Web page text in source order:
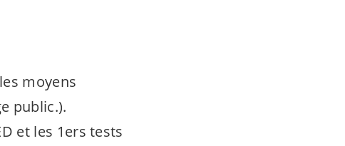
moyens
public.).
et les 1ers tests